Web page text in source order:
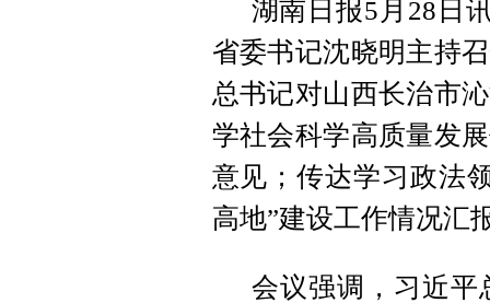
湖南日报5月28日
省委书记沈晓明主持
总书记对山西长治市
学社会科学高质量发
意见；传达学习政法
高地”建设工作情况汇
会议强调，习近平